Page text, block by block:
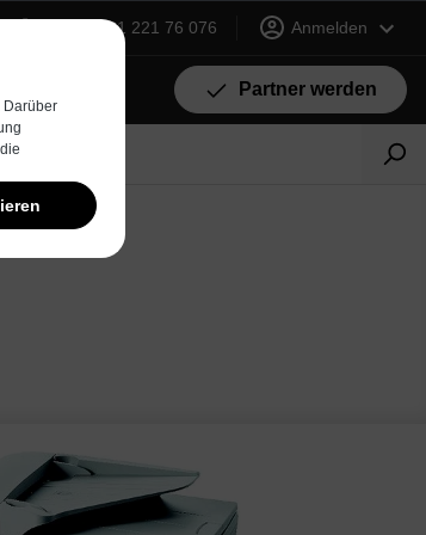
+49 (0) 231 221 76 076 Anmelden
Partner werden
Darüber